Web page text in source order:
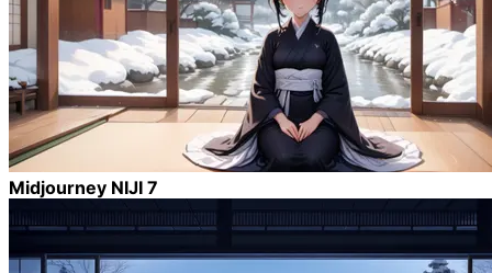
Midjourney NIJI 7